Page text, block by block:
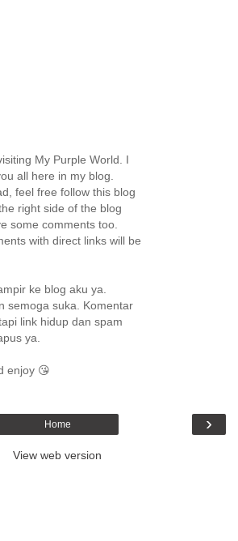
My Purple World. I
all here in my blog.
feel free follow this blog
right side of the blog
some comments too.
with direct links will be
ke blog aku ya.
semoga suka. Komentar
link hidup dan spam
ya.
enjoy 😘
›
Home
View web version